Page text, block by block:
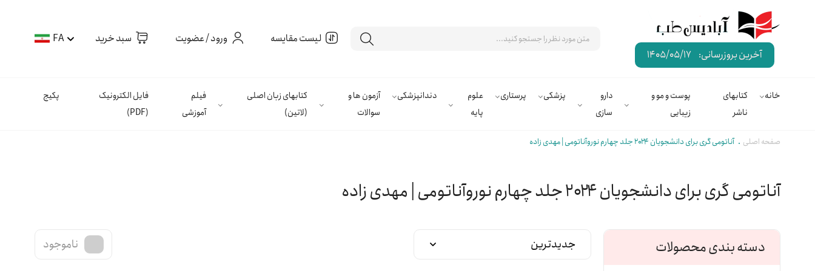
آخرین بروزرسانی: 1405/05/17
لیست مقایسه ورود / عضویت سبد خرید FA
خانه
کتابهای
ناشر
پوست و مو و
زیبایی
دارو
سازی
پزشکی پرستاری
علوم
پایه
دندانپزشکی
آزمون ها و
سوالات
کتابهای زبان اصلی
(لاتین)
فیلم
آموزشی
فایل الکترونیک
(PDF)
پکیج
صفحه اصلی آناتومی گری برای دانشجویان ۲۰۲۴ جلد چهارم نوروآناتومی | مهدی زاده
آناتومی گری برای دانشجویان ۲۰۲۴ جلد چهارم نوروآناتومی | مهدی زاده
دسته بندی محصولات ناموجود